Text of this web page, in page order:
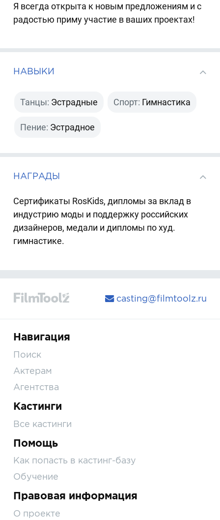
Я всегда открыта к новым предложениям и с
радостью приму участие в ваших проектах!
НАВЫКИ
Танцы: Эстрадные Спорт: Гимнастика
Пение: Эстрадное
НАГРАДЫ
Cертификаты RosKids, дипломы за вклад в
индустрию моды и поддержку российских
дизайнеров, медали и дипломы по худ.
гимнастике.
casting@filmtoolz.ru
Навигация
Поиск
Актерам
Агентства
Кастинги
Все кастинги
Помощь
Как попасть в кастинг-базу
Обучение
Правовая информация
О проекте